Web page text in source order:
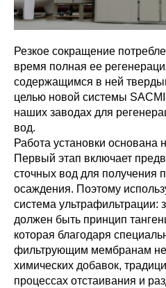
Резкое сокращение
время полная ее
содержащимся в ней
целью новой системы
наших заводах для
вод.
Работа установки основана
Первый этап включает
сточных вод для получения
осаждения. Поэтому
система ультрафильтрации:
должен быть принцип
которая благодаря
фильтрующим мембранам не
химических добавок,
процессах отстаивания и